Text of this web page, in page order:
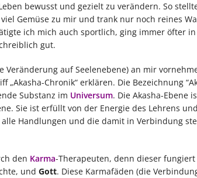
bewusst und gezielt zu verändern. So
Gemüse zu mir und trank nur noch reines
ich mich auch sportlich, ging immer öfter
gut.
auf Seelenebene) an mir
Chronik“ erklären. Die Bezeichnung
Substanz im Universum. Die Akasha-Ebene
Sie ist erfüllt von der Energie des Lehrens
alle Handlungen und die damit in Verbindung
den Karma-Therapeuten, denn dieser
und Gott. Diese Karmafäden (die